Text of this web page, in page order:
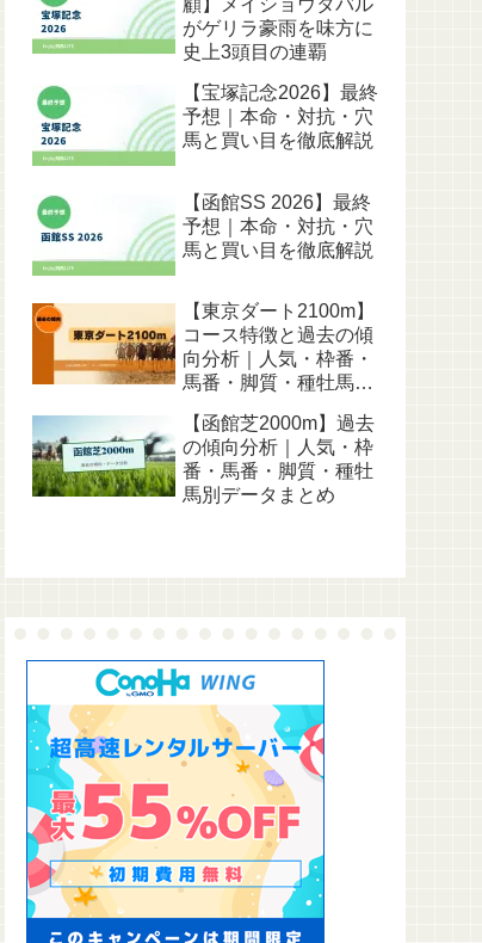
顧】メイショウタバル
がゲリラ豪雨を味方に
史上3頭目の連覇
【宝塚記念2026】最終
予想｜本命・対抗・穴
馬と買い目を徹底解説
【函館SS 2026】最終
予想｜本命・対抗・穴
馬と買い目を徹底解説
【東京ダート2100m】
コース特徴と過去の傾
向分析｜人気・枠番・
馬番・脚質・種牡馬別
【函館芝2000m】過去
の傾向分析｜人気・枠
番・馬番・脚質・種牡
馬別データまとめ